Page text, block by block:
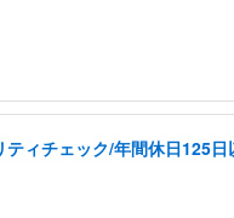
ィチェック/年間休日125